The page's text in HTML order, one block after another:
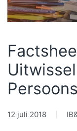
12 juli 2018